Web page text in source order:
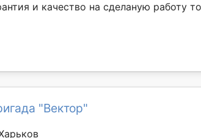
и качество на сделаную работу
"Вектор"